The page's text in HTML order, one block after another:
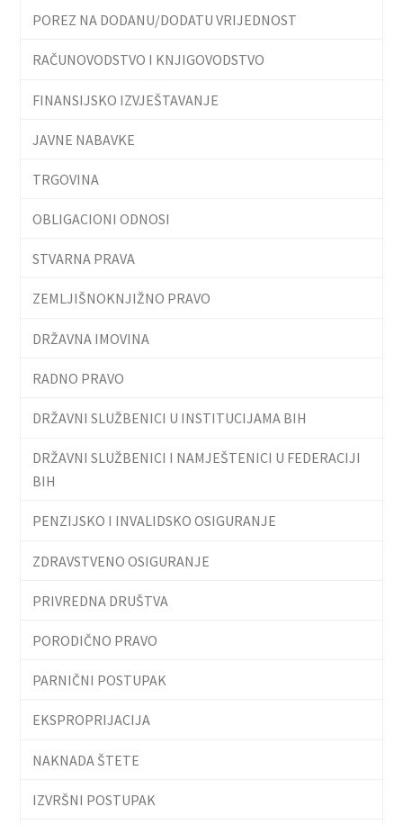
POREZ NA DODANU/DODATU VRIJEDNOST
RAČUNOVODSTVO I KNJIGOVODSTVO
FINANSIJSKO IZVJEŠTAVANJE
JAVNE NABAVKE
TRGOVINA
OBLIGACIONI ODNOSI
STVARNA PRAVA
ZEMLJIŠNOKNJIŽNO PRAVO
DRŽAVNA IMOVINA
RADNO PRAVO
DRŽAVNI SLUŽBENICI U INSTITUCIJAMA BIH
DRŽAVNI SLUŽBENICI I NAMJEŠTENICI U FEDERACIJI
BIH
PENZIJSKO I INVALIDSKO OSIGURANJE
ZDRAVSTVENO OSIGURANJE
PRIVREDNA DRUŠTVA
PORODIČNO PRAVO
PARNIČNI POSTUPAK
EKSPROPRIJACIJA
NAKNADA ŠTETE
IZVRŠNI POSTUPAK